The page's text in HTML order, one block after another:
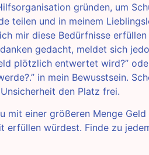
gründen, um
teilen und in meinem
mir diese Bedürfnisse
gedacht, meldet sich
plötzlich entwertet wird?”
in mein Bewusstsein.
den Platz frei.
mit einer größeren Menge
würdest. Finde zu